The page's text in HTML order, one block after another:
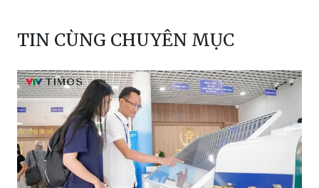
TIN CÙNG CHUYÊN MỤC